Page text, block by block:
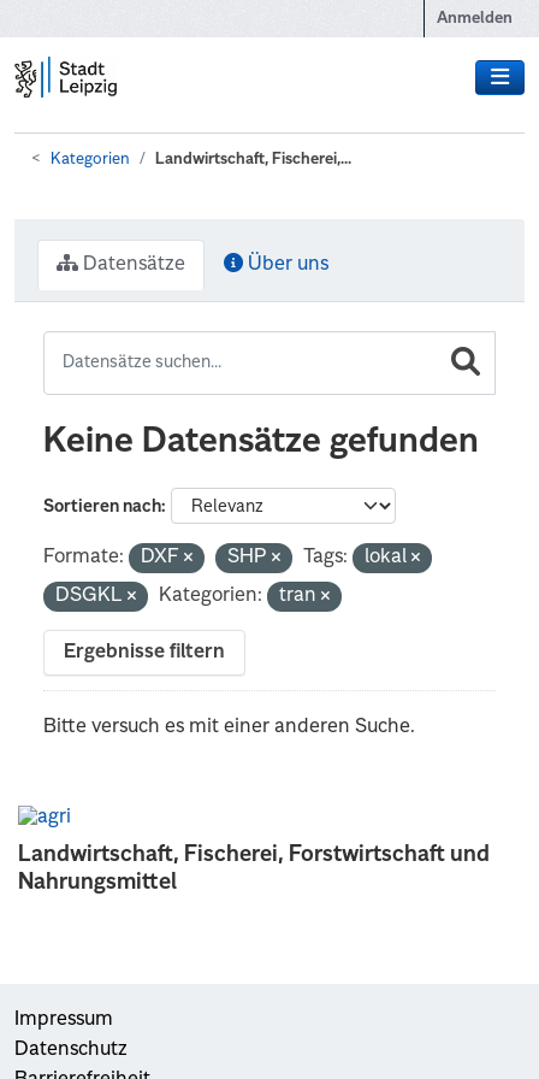
Anmelden
Kategorien Landwirtschaft, Fischerei,...
Landwirtschaft, Fischerei, Forstwirtschaft und
Nahrungsmittel
Datensätze Über uns
Keine Datensätze gefunden
Sortieren nach
Formate: DXF SHP Tags:
lokal
DSGKL
Kategorien: tran
Ergebnisse filtern
Bitte versuch es mit einer anderen Suche.
Impressum
Datenschutz